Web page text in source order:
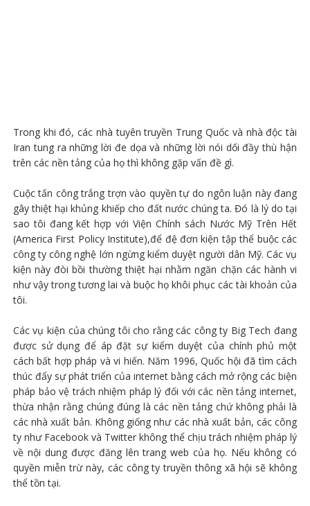
Trong khi đó, các nhà tuyên truyền Trung Quốc và nhà độc tài
Iran tung ra những lời đe dọa và những lời nói dối đầy thù hận
trên các nền tảng của họ thì không gặp vấn đề gì.
Cuộc tấn công trắng trợn vào quyền tự do ngôn luận này đang
gây thiệt hại khủng khiếp cho đất nước chúng ta. Đó là lý do tại
sao tôi đang kết hợp với Viện Chính sách Nước Mỹ Trên Hết
(America First Policy Institute),để đệ đơn kiện tập thể buộc các
công ty công nghệ lớn ngừng kiểm duyệt người dân Mỹ. Các vụ
kiện này đòi bồi thường thiệt hại nhằm ngăn chặn các hành vi
như vậy trong tương lai và buộc họ khôi phục các tài khoản của
tôi.
Các vụ kiện của chúng tôi cho rằng các công ty Big Tech đang
được sử dụng để áp đặt sự kiểm duyệt của chính phủ một
cách bất hợp pháp và vi hiến. Năm 1996, Quốc hội đã tìm cách
thúc đẩy sự phát triển của internet bằng cách mở rộng các biện
pháp bảo vệ trách nhiệm pháp lý đối với các nền tảng internet,
thừa nhận rằng chúng đúng là các nền tảng chứ không phải là
các nhà xuất bản. Không giống như các nhà xuất bản, các công
ty như Facebook và Twitter không thể chịu trách nhiệm pháp lý
về nội dung được đăng lên trang web của họ. Nếu không có
quyền miễn trừ này, các công ty truyền thông xã hội sẽ không
thể tồn tại.